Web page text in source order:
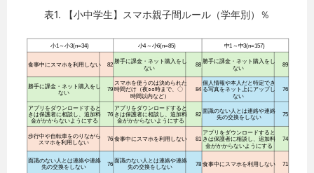
表1. 【小中学生】スマホ親子間ルール（学年別）％